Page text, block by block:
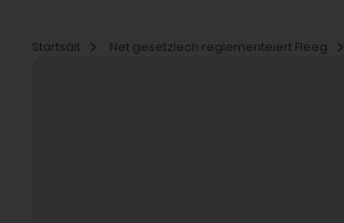
Startsäit
Net gesetzlech reglementeiert Fleeg